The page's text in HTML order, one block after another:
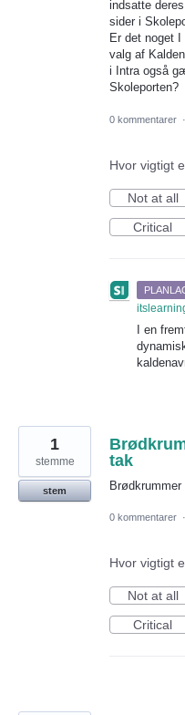
indsatte
sider i
Er det noget
valg af
i Intra også
Skoleporten?
0 kommentarer ·
Hvor vigtigt
Not at all
Critical
I en
tak
1
stemme
stem
0 kommentarer ·
Hvor vigtigt
Not at all
Critical